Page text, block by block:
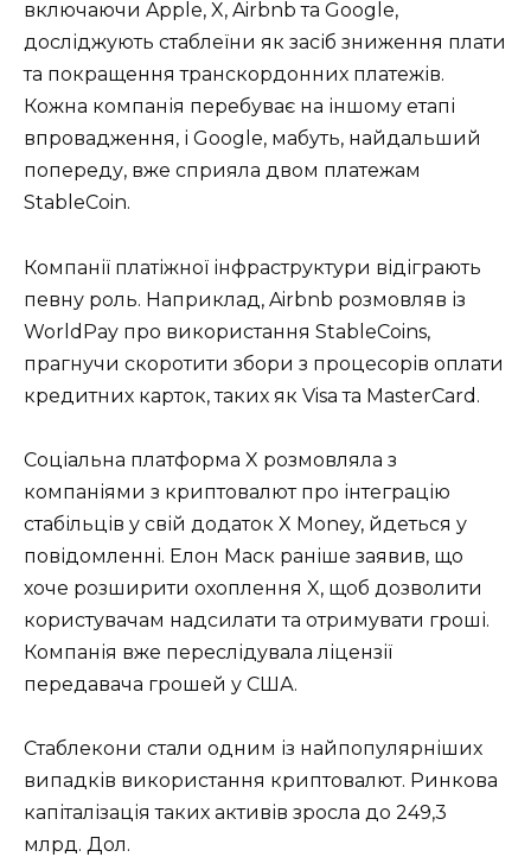
включаючи Apple, X, Airbnb та Google,
досліджують стаблеїни як засіб зниження плати
та покращення транскордонних платежів.
Кожна компанія перебуває на іншому етапі
впровадження, і Google, мабуть, найдальший
попереду, вже сприяла двом платежам
StableCoin.
Компанії платіжної інфраструктури відіграють
певну роль. Наприклад, Airbnb розмовляв із
WorldPay про використання StableCoins,
прагнучи скоротити збори з процесорів оплати
кредитних карток, таких як Visa та MasterCard.
Соціальна платформа X розмовляла з
компаніями з криптовалют про інтеграцію
стабільців у свій додаток X Money, йдеться у
повідомленні. Елон Маск раніше заявив, що
хоче розширити охоплення X, щоб дозволити
користувачам надсилати та отримувати гроші.
Компанія вже переслідувала ліцензії
передавача грошей у США.
Стаблекони стали одним із найпопулярніших
випадків використання криптовалют. Ринкова
капіталізація таких активів зросла до 249,3
млрд. Дол.